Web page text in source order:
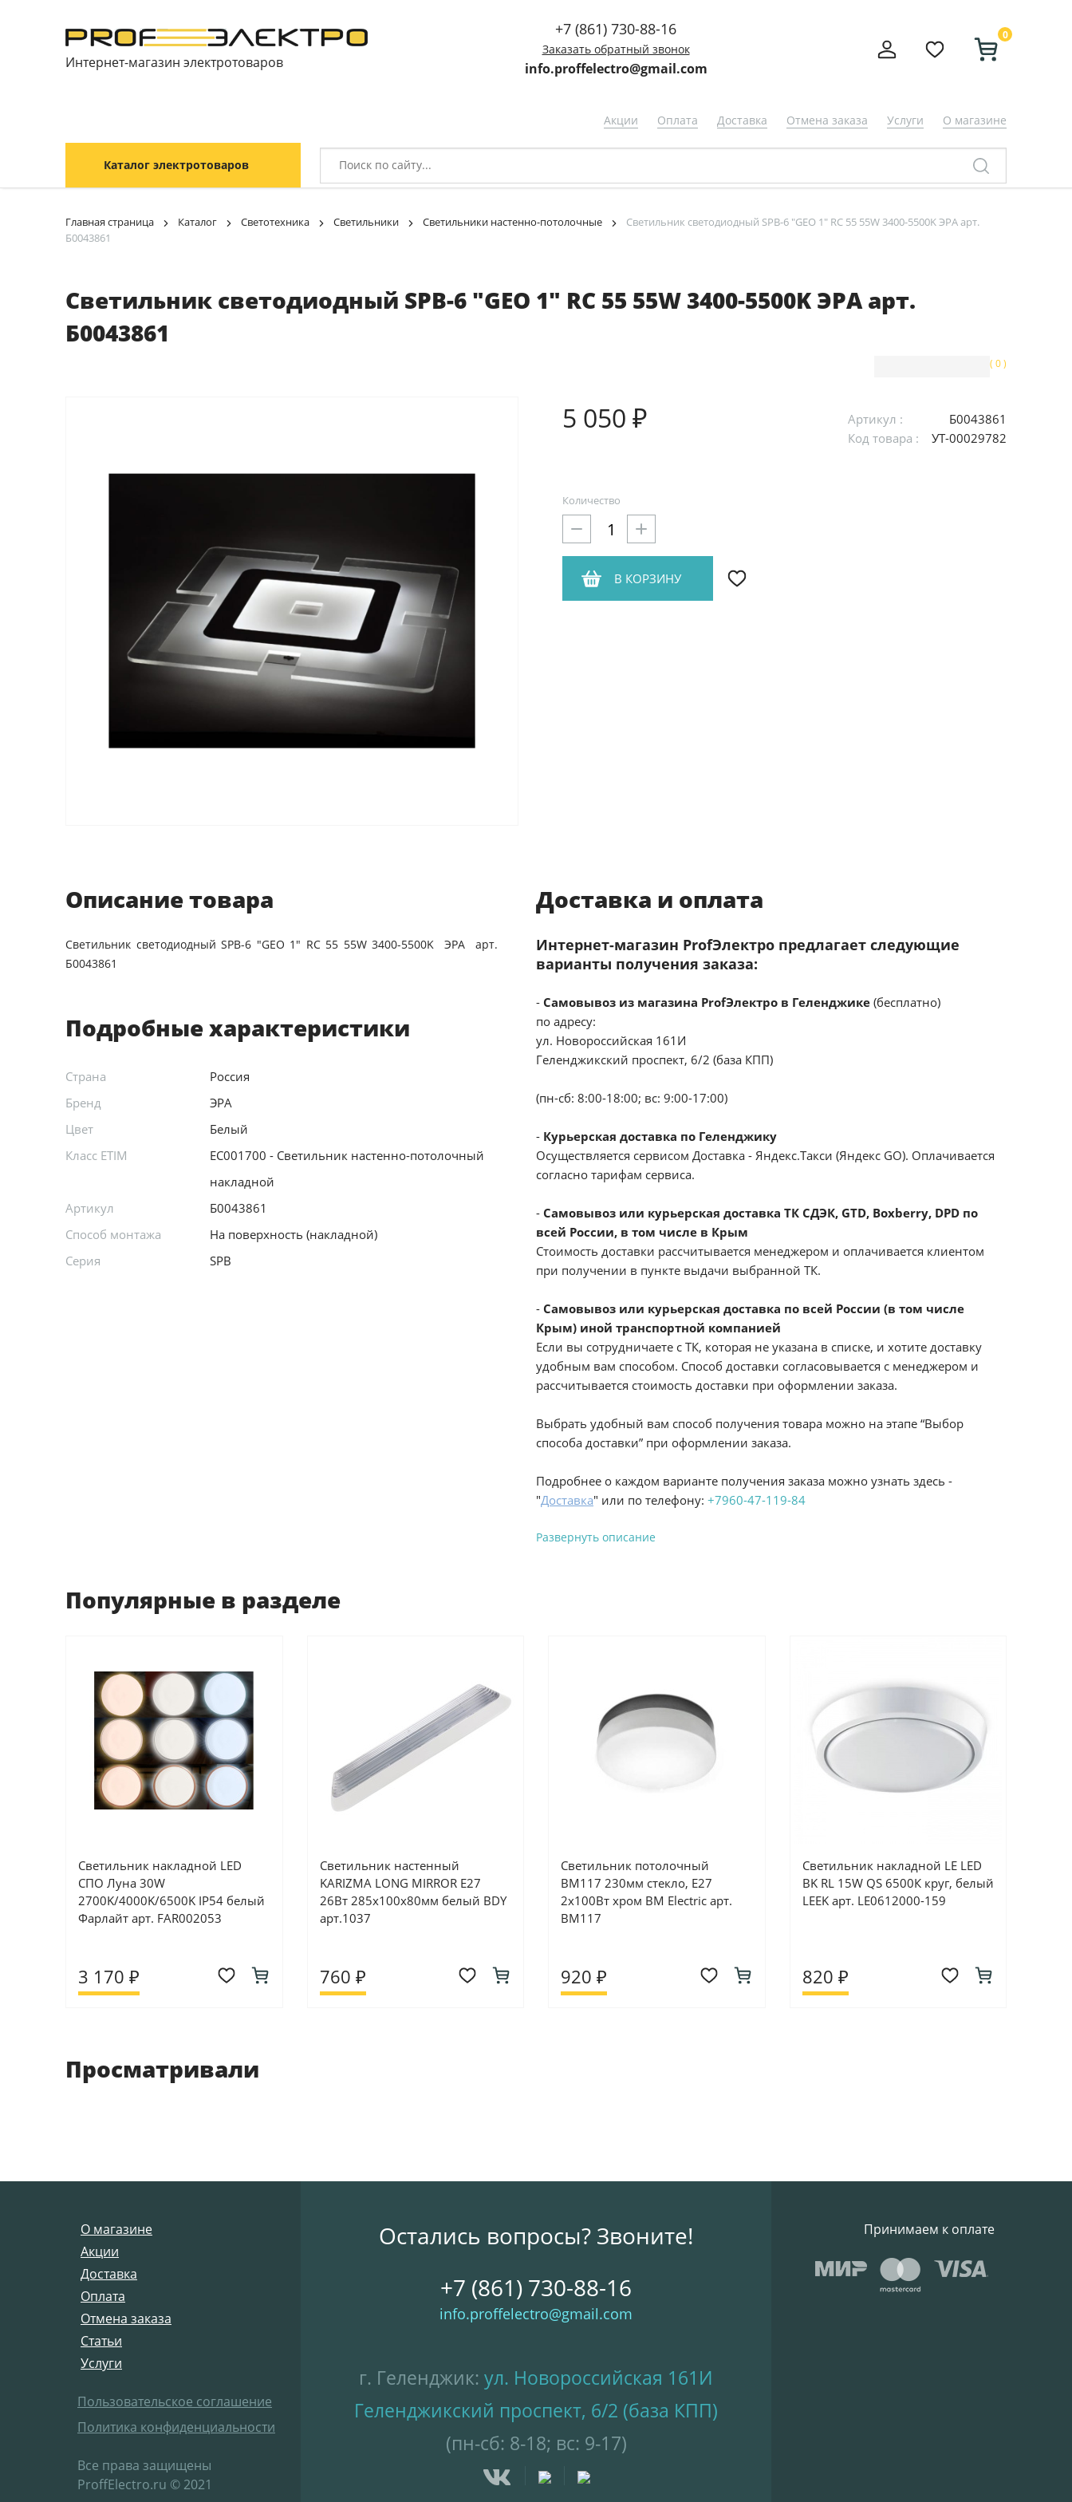
Интернет-магазин электротоваров
+7 (861) 730-88-16
Заказать обратный звонок
info.proffelectro@gmail.com
0
Акции Оплата Доставка Отмена заказа Услуги О магазине
Каталог электротоваров
Главная страница Каталог Светотехника Светильники Светильники настенно-потолочные
Светильник светодиодный SPB-6 "GEO 1" RC 55 55W 3400-5500K ЭРА арт.
Б0043861
Светильник светодиодный SPB-6 "GEO 1" RC 55 55W 3400-5500K ЭРА арт.
Б0043861
( 0 )
5 050 ₽ Артикул :
Б0043861
Код товара :
УТ-00029782
Количество
В КОРЗИНУ
Описание товара
Светильник светодиодный SPB-6 "GEO 1" RC 55 55W 3400-5500K ЭРА арт.
Б0043861
Подробные характеристики
Страна
Россия
Бренд
ЭРА
Цвет
Белый
Класс ETIM
EC001700 - Светильник настенно-потолочный
накладной
Артикул
Б0043861
Способ монтажа
На поверхность (накладной)
Серия
SPB
Доставка и оплата
Интернет-магазин ProfЭлектро предлагает следующие
варианты получения заказа:
- Самовывоз из магазина ProfЭлектро в Геленджике (бесплатно)
по адресу:
ул. Новороссийская 161И
Геленджикский проспект, 6/2 (база КПП)
(пн-сб: 8:00-18:00; вс: 9:00-17:00)
- Курьерская доставка по Геленджику
Осуществляется сервисом Доставка - Яндекс.Такси (Яндекс GO). Оплачивается
согласно тарифам сервиса.
- Самовывоз или курьерская доставка ТК СДЭК, GTD, Boxberry, DPD по
всей России, в том числе в Крым
Стоимость доставки рассчитывается менеджером и оплачивается клиентом
при получении в пункте выдачи выбранной ТК.
- Самовывоз или курьерская доставка по всей России (в том числе
Крым) иной транспортной компанией
Если вы сотрудничаете с ТК, которая не указана в списке, и хотите доставку
удобным вам способом. Способ доставки согласовывается с менеджером и
рассчитывается стоимость доставки при оформлении заказа.
Выбрать удобный вам способ получения товара можно на этапе “Выбор
способа доставки” при оформлении заказа.
Подробнее о каждом варианте получения заказа можно узнать здесь -
"Доставка" или по телефону: +7960-47-119-84
адресу ул. Новороссийская 161И.
Для юридических лиц: переводом на расчетный счет при онлайн
Подробнее о способах оплаты можно узнать здесь - "Оплата"
Развернуть описание
Популярные в разделе
Светильник накладной LED
СПО Луна 30W
2700K/4000K/6500K IP54 белый
Фарлайт арт. FAR002053
3 170 ₽
Светильник настенный
KARIZMA LONG MIRROR Е27
26Вт 285х100х80мм белый BDY
арт.1037
760 ₽
Светильник потолочный
ВМ117 230мм стекло, Е27
2х100Вт хром BM Electric арт.
ВМ117
920 ₽
Светильник накладной LE LED
BK RL 15W QS 6500К круг, белый
LEEK арт. LE0612000-159
820 ₽
Просматривали
О магазине
Акции
Доставка
Оплата
Отмена заказа
Статьи
Услуги
Пользовательское соглашение
Политика конфиденциальности
Все права защищены
ProffElectro.ru © 2021
Остались вопросы? Звоните!
+7 (861) 730-88-16
info.proffelectro@gmail.com
г. Геленджик: ул. Новороссийская 161И
Геленджикский проспект, 6/2 (база КПП)
(пн-сб: 8-18; вс: 9-17)
Принимаем к оплате